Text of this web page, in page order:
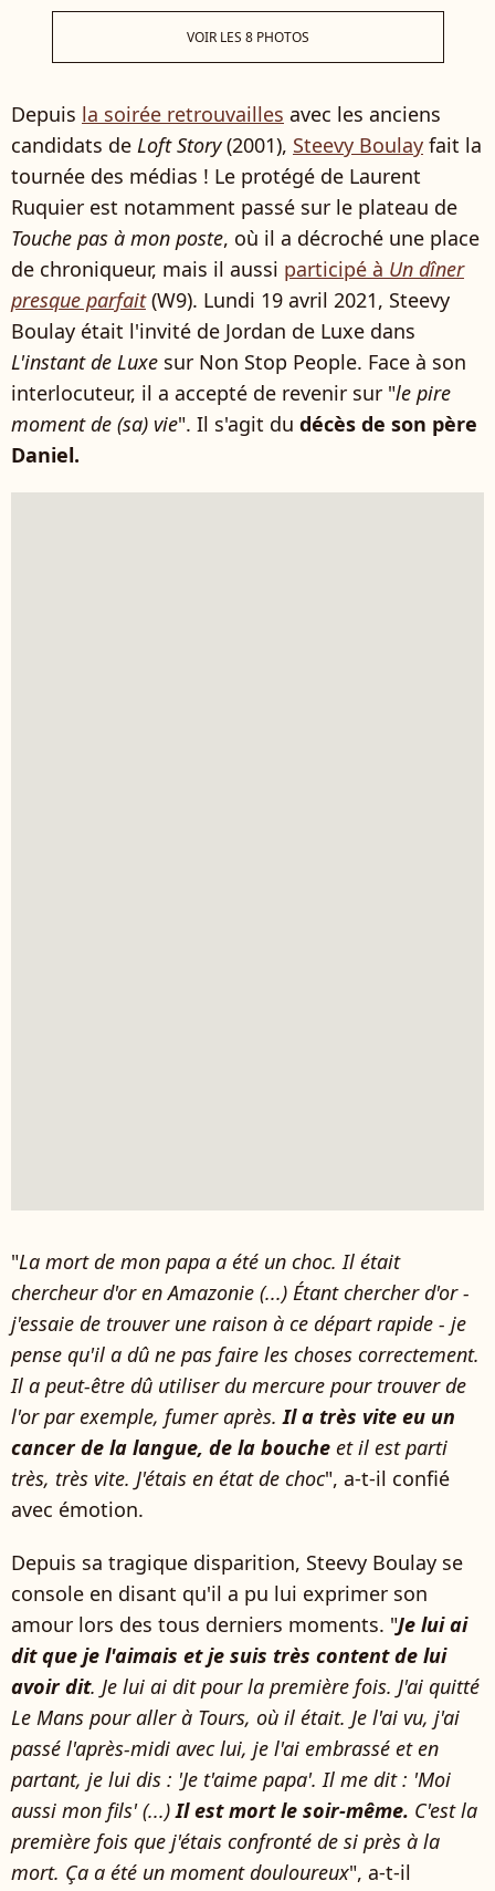
VOIR LES 8 PHOTOS
Depuis la soirée retrouvailles avec les anciens
candidats de Loft Story(2001), Steevy Boulay fait la
tournée des médias ! Le protégé de Laurent
Ruquier est notamment passé sur le plateau de
Touche pas à mon poste, où il a décroché une place
de chroniqueur, mais il aussi participé à Un dîner
presque parfait(W9). Lundi 19 avril 2021, Steevy
Boulay était l'invité de Jordan de Luxe dans
L'instant de Luxe sur Non Stop People. Face à son
interlocuteur, il a accepté de revenir sur "le pire
moment de (sa) vie". Il s'agit du décès de son père
Daniel.
"La mort de mon papa a été un choc. Il était
chercheur d'or en Amazonie (...) Étant chercher d'or -
j'essaie de trouver une raison à ce départ rapide - je
pense qu'il a dû ne pas faire les choses correctement.
Il a peut-être dû utiliser du mercure pour trouver de
l'or par exemple, fumer après.Il a très vite eu un
cancer de la langue, de la bouche et il est parti
très, très vite. J'étais en état de choc", a-t-il confié
avec émotion.
Depuis sa tragique disparition, Steevy Boulay se
console en disant qu'il a pu lui exprimer son
amour lors des tous derniers moments. "Je lui ai
dit que je l'aimais et je suis très content de lui
avoir dit. Je lui ai dit pour la première fois. J'ai quitté
Le Mans pour aller à Tours, où il était. Je l'ai vu, j'ai
passé l'après-midi avec lui, je l'ai embrassé et en
partant, je lui dis : 'Je t'aime papa'. Il me dit : 'Moi
aussi mon fils' (...)Il est mort le soir-même. C'est la
première fois que j'étais confronté de si près à la
mort. Ça a été un moment douloureux", a-t-il